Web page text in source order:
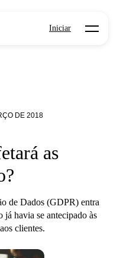
Iniciar Open
DE 2018
as
de Dados (GDPR) entra
havia se antecipado às
clientes.